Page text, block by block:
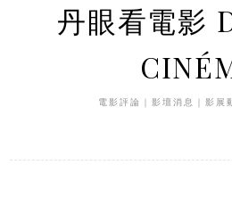
丹眼看電影
電影評論｜影壇消息｜影展